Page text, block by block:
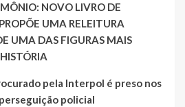
NOVO LIVRO DE
UMA RELEITURA
UMA DAS FIGURAS MAIS
pela Interpol é preso nos
policial